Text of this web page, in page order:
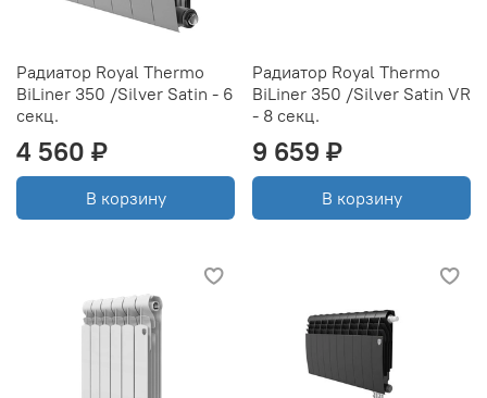
Радиатор Royal Thermo
BiLiner 350 /Silver Satin - 6
секц.
4 560 ₽
В корзину
Радиатор Royal Thermo
BiLiner 350 /Silver Satin VR
- 8 секц.
9 659 ₽
В корзину